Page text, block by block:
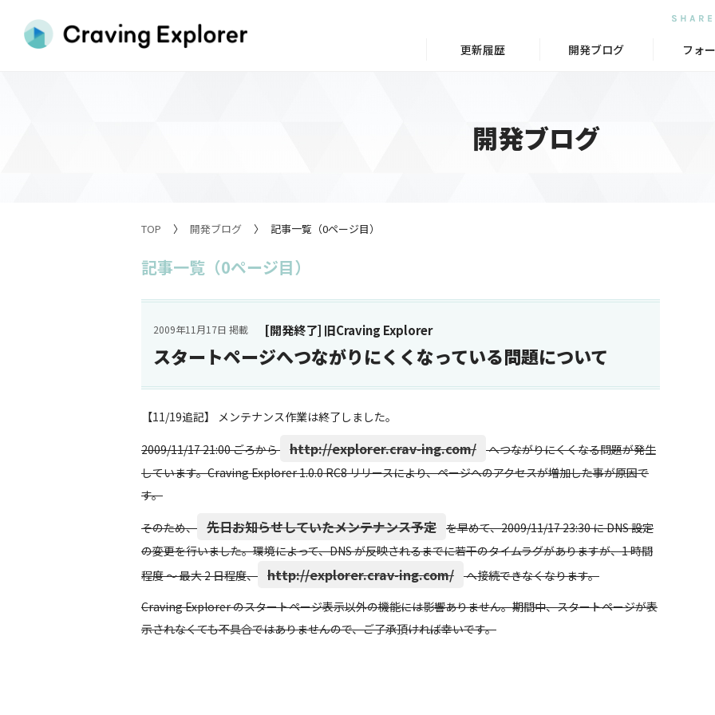
開発ブログ
TOP 開発ブログ 記事一覧（0ページ目）
記事一覧（0ページ目）
[開発終了] 旧Craving Explorer
2009年11月17日 掲載
スタートページへつながりにくくなっている問題について
【11/19追記】 メンテナンス作業は終了しました。
2009/11/17 21:00 ごろから http://explorer.crav-ing.com/ へつながりにくくなる問題が発生
しています。Craving Explorer 1.0.0 RC8 リリースにより、ページへのアクセスが増加した事が原因で
す。
そのため、 先日お知らせしていたメンテナンス予定 を早めて、2009/11/17 23:30 に DNS 設定
の変更を行いました。環境によって、DNS が反映されるまでに若干のタイムラグがありますが、1 時間
程度 ～ 最大 2 日程度、 http://explorer.crav-ing.com/ へ接続できなくなります。
Craving Explorer のスタートページ表示以外の機能には影響ありません。期間中、スタートページが表
示されなくても不具合ではありませんので、ご了承頂ければ幸いです。
更新履歴 開発ブログ フォ